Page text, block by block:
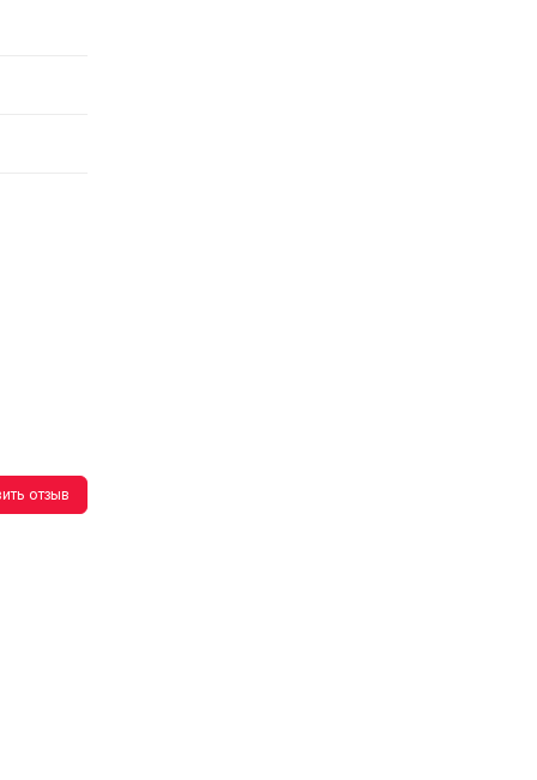
отзыв